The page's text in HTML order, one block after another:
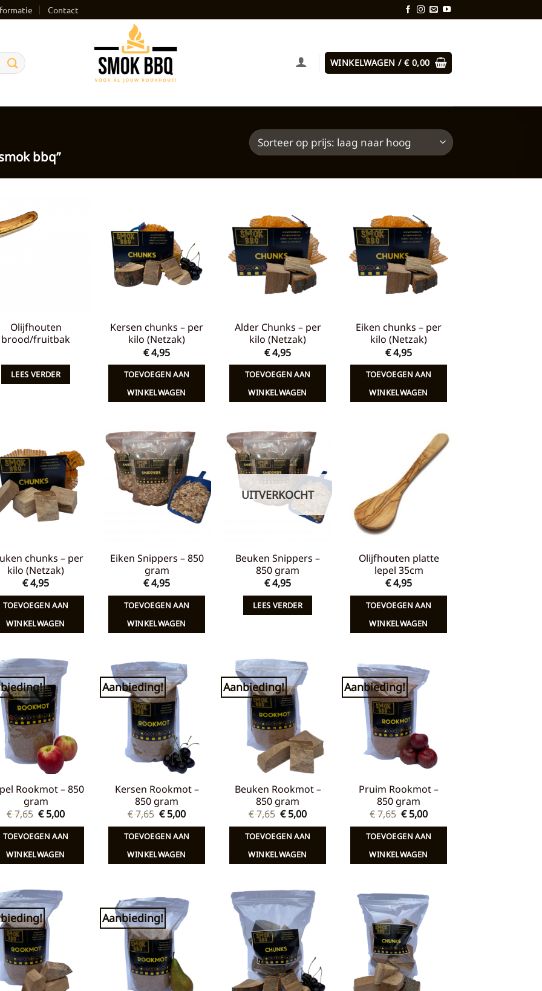
Contact
WINKELWAGEN / €0,00
bbq”
Olijfhouten
brood/fruitbak
LEES VERDER
Toevoegen
aan
verlanglijst
Kersen chunks – per
kilo (Netzak)
€4,95
TOEVOEGEN AAN
WINKELWAGEN
Toevoegen
aan
verlanglijst
Alder Chunks – per
kilo (Netzak)
€4,95
TOEVOEGEN AAN
WINKELWAGEN
Toevoegen
aan
verlanglijst
Eiken chunks – per
kilo (Netzak)
€4,95
TOEVOEGEN AAN
WINKELWAGEN
Toevoegen
aan
verlanglijst
chunks – per
kilo (Netzak)
€4,95
TOEVOEGEN AAN
WINKELWAGEN
Toevoegen
aan
verlanglijst
Eiken Snippers – 850
gram
€4,95
TOEVOEGEN AAN
WINKELWAGEN
Toevoegen
aan
verlanglijst
UITVERKOCHT
Beuken Snippers –
850 gram
€4,95
LEES VERDER
Toevoegen
aan
verlanglijst
Olijfhouten platte
lepel 35cm
€4,95
TOEVOEGEN AAN
WINKELWAGEN
Toevoegen
aan
verlanglijst
Rookmot – 850
gram
€7,65 Oorspronkelijke
prijs
was:
€ 7,65.
€5,00Huidige
is:
€ 5,00.
TOEVOEGEN AAN
WINKELWAGEN
Aanbieding!
Toevoegen
aan
verlanglijst
Kersen Rookmot –
850 gram
€7,65 Oorspronkelijke
prijs
was:
€ 7,65.
€5,00Huidige
is:
€ 5,00.
TOEVOEGEN AAN
WINKELWAGEN
Aanbieding!
Toevoegen
aan
verlanglijst
Beuken Rookmot –
850 gram
€7,65 Oorspronkelijke
prijs
was:
€ 7,65.
€5,00Huidige
is:
€ 5,00.
TOEVOEGEN AAN
WINKELWAGEN
Aanbieding!
Toevoegen
verlanglijst
Pruim Rookmot –
850 gram
€7,65 Oorspronkelijke
prijs
was:
€ 7,65.
€5,00Huidige
is:
€ 5,00.
TOEVOEGEN AAN
WINKELWAGEN
Toevoegen
verlanglijst
Aanbieding!
Toevoegen
verlanglijst
Toevoegen
aan
verlanglijst
Toevoegen
aan
verlanglijst